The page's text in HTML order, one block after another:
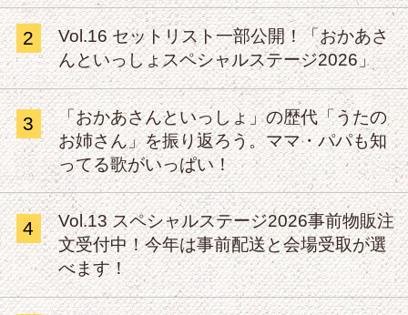
2
Vol.16 セットリスト一部公開！「おかあさ
んといっしょスペシャルステージ2026」
3
「おかあさんといっしょ」の歴代「うたの
お姉さん」を振り返ろう。ママ・パパも知
ってる歌がいっぱい！
4
Vol.13 スペシャルステージ2026事前物販注
文受付中！今年は事前配送と会場受取が選
べます！